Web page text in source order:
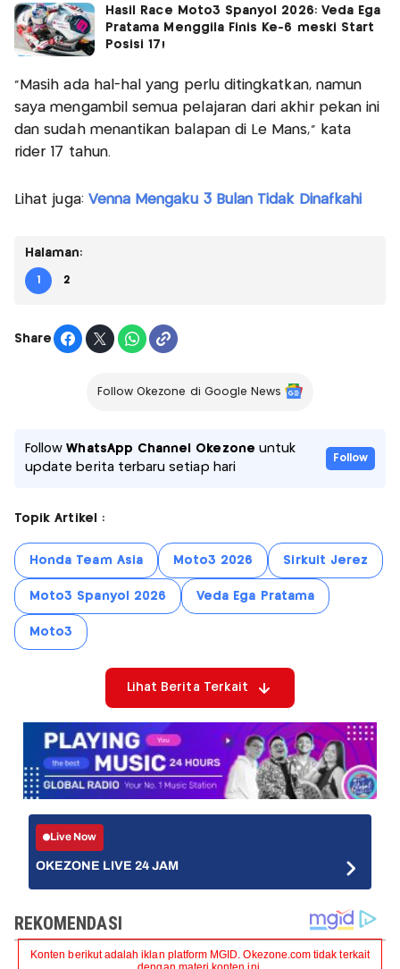
Hasil Race Moto3 Spanyol 2026: Veda Ega
Pratama Menggila Finis Ke-6 meski Start
Posisi 17!
"Masih ada hal-hal yang perlu ditingkatkan, namun
saya mengambil semua pelajaran dari akhir pekan ini
dan sudah menantikan balapan di Le Mans," kata
rider 17 tahun.
Lihat juga: Venna Mengaku 3 Bulan Tidak Dinafkahi
Halaman:
1 2
Share
Follow Okezone di Google News
FollowWhatsApp Channel Okezone untuk
update berita terbaru setiap hari
Follow
Topik Artikel :
Honda Team Asia Moto3 2026 Sirkuit Jerez
Moto3 Spanyol 2026 Veda Ega Pratama
Moto3
Lihat Berita Terkait
Live Now
OKEZONE LIVE 24 JAM